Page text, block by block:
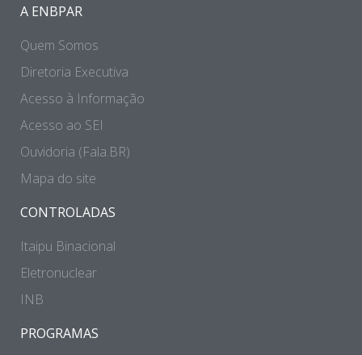
A ENBPAR
Quem Somos
Diretoria Executiva
Acesso à Informação
Acesso ao SEI
Ouvidoria (Fala.BR)
Mapa do site
CONTROLADAS
Itaipu Binacional
Eletronuclear
INB
PROGRAMAS